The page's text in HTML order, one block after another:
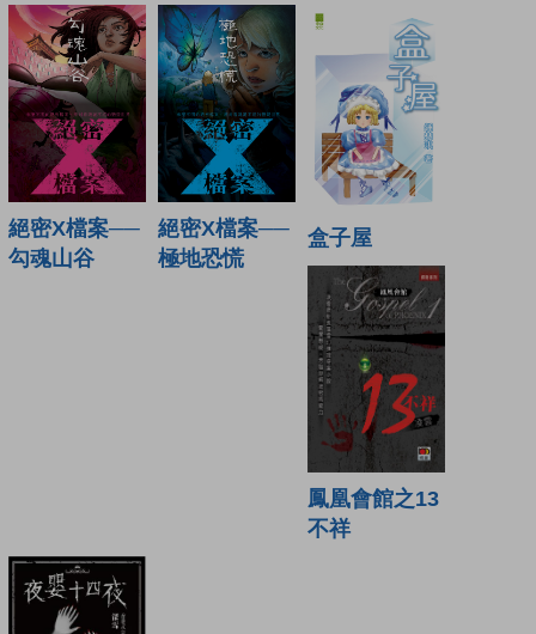
絕密X檔案──
勾魂山谷
絕密X檔案──
極地恐慌
盒子屋
鳳凰會館之13
不祥